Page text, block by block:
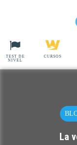
TEST DE
NIVEL
CURSOS
La